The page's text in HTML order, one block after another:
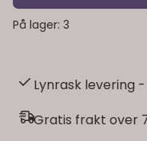
På lager: 3
Lynrask levering
Gratis frakt over